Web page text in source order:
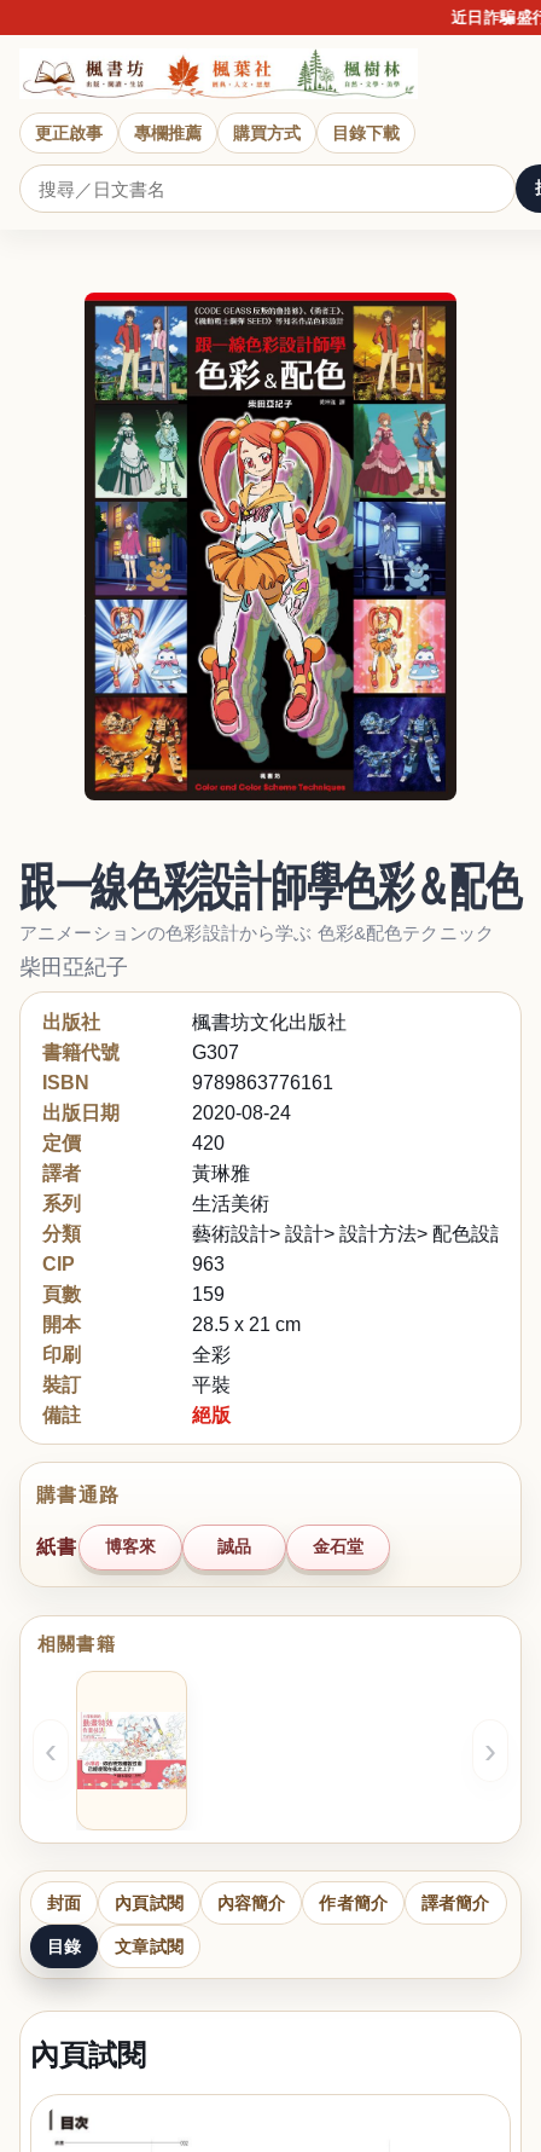
近日詐騙盛行
更正啟事 專欄推薦 購買方式 目錄下載
跟一線色彩設計師學色彩＆配色
アニメーションの色彩設計から学ぶ 色彩&配色テクニック
柴田亞紀子
出版社
楓書坊文化出版社
書籍代號
G307
ISBN
9789863776161
出版日期
2020-08-24
定價
420
譯者
黃琳雅
系列
生活美術
分類
藝術設計> 設計> 設計方法> 配色設計
CIP
963
頁數
159
開本
28.5 x 21 cm
印刷
全彩
裝訂
平裝
備註
絕版
購書通路
紙書 博客來 誠品 金石堂
相關書籍
‹ ›
封面 內頁試閱 內容簡介 作者簡介 譯者簡介
目錄 文章試閱
內頁試閱